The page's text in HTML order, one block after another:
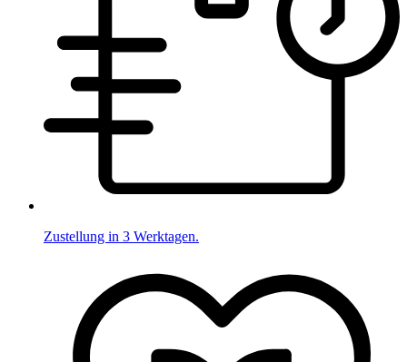
Zustellung in 3 Werktagen.